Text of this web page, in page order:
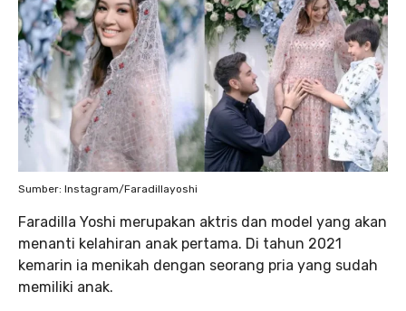
Sumber: Instagram/Faradillayoshi
Faradilla Yoshi merupakan aktris dan model yang akan
menanti kelahiran anak pertama. Di tahun 2021
kemarin ia menikah dengan seorang pria yang sudah
memiliki anak.